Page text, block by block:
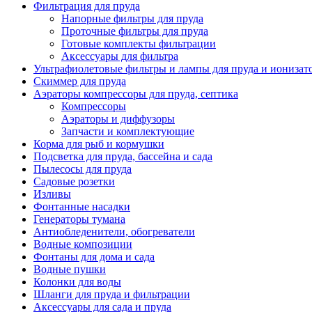
Фильтрация для пруда
Напорные фильтры для пруда
Проточные фильтры для пруда
Готовые комплекты фильтрации
Аксессуары для фильтра
Ультрафиолетовые фильтры и лампы для пруда и
Скиммер для пруда
Аэраторы компрессоры для пруда, септика
Компрессоры
Аэраторы и диффузоры
Запчасти и комплектующие
Корма для рыб и кормушки
Подсветка для пруда, бассейна и сада
Пылесосы для пруда
Садовые розетки
Изливы
Фонтанные насадки
Генераторы тумана
Антиобледенители, обогреватели
Водные композиции
Фонтаны для дома и сада
Водные пушки
Колонки для воды
Шланги для пруда и фильтрации
Аксессуары для сада и пруда